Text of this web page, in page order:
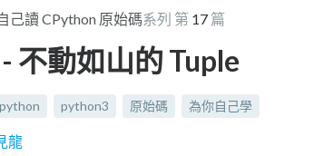
己讀 CPython 原始碼系列 第 17 篇
不動如山的 Tuple
python python3 原始碼 為你自己學
龍